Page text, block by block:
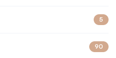
5
90